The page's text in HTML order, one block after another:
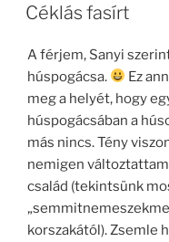
Céklás fasírt
A férjem, Sanyi
húspogácsa.
Ez
meg a helyét, hogy
húspogácsában a
más nincs. Tény
nemigen
család (tekintsünk
korszakától). Zsemle